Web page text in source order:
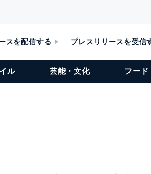
スを配信する プレスリリースを受信
ル 芸能・文化 フード